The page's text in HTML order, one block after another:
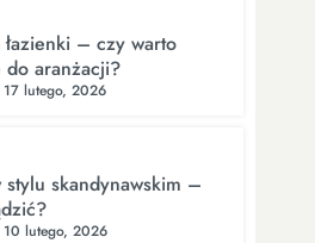
łazienki – czy warto
do aranżacji?
17 lutego, 2026
stylu skandynawskim –
10 lutego, 2026